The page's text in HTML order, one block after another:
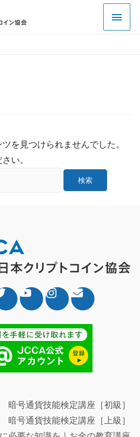
を見つけられませんでした。
い。
暗号通貨技能検定講座［初級］
暗号通貨技能検定講座［上級］